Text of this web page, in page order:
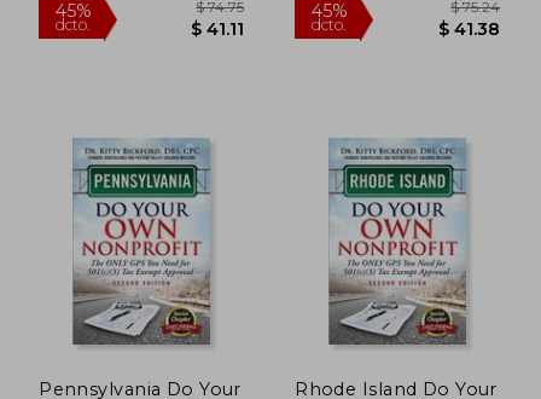
45%
dcto. $ 71.62
40%
dcto.
Pennsylvania Do Your
Rhode Island Do Your